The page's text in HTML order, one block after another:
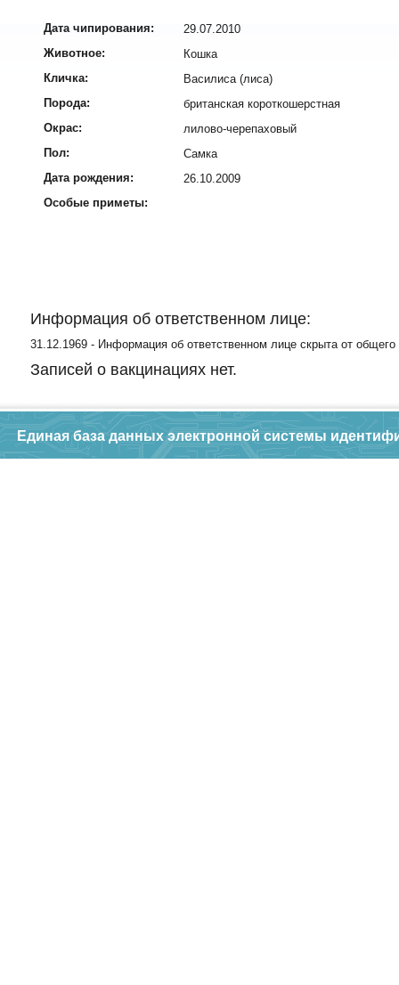
Дата чипирования:
29.07.2010
Животное:
Кошка
Кличка:
Василиса (лиса)
Порода:
британская короткошерстная
Окрас:
лилово-черепаховый
Пол:
Самка
Дата рождения:
26.10.2009
Особые приметы:
Информация об ответственном лице:
31.12.1969 - Информация об ответственном лице скрыта от общего
Записей о вакцинациях нет.
Единая база данных электронной системы